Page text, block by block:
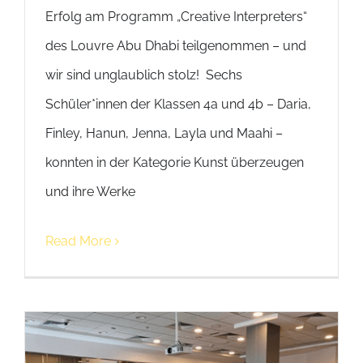
Erfolg am Programm „Creative Interpreters“
des Louvre Abu Dhabi teilgenommen – und
wir sind unglaublich stolz! Sechs
Schüler*innen der Klassen 4a und 4b – Daria,
Finley, Hanun, Jenna, Layla und Maahi –
konnten in der Kategorie Kunst überzeugen
und ihre Werke
Read More